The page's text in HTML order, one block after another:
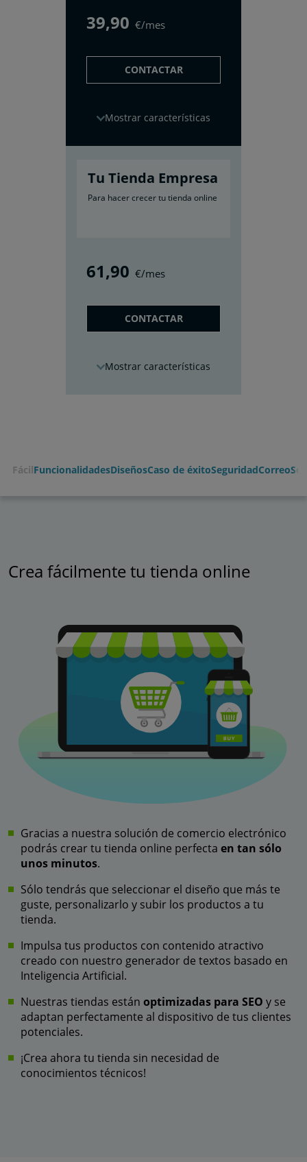
39,90 €/mes
CONTACTAR
características
Tu Tienda Empresa
Para hacer crecer tu tienda online
61,90 €/mes
CONTACTAR
características
FácilFuncionalidadesDiseñosCaso de éxitoSeguridadCorreo
Crea fácilmente tu tienda online
Gracias a nuestra solución de comercio electrónico
podrás crear tu tienda online perfecta en tan sólo
unos minutos.
Sólo tendrás que seleccionar el diseño que más te
guste, personalizarlo y subir los productos a tu
tienda.
Impulsa tus productos con contenido atractivo
creado con nuestro generador de textos basado en
Inteligencia Artificial.
Nuestras tiendas están optimizadas para SEO y se
adaptan perfectamente al dispositivo de tus clientes
potenciales.
¡Crea ahora tu tienda sin necesidad de
conocimientos técnicos!